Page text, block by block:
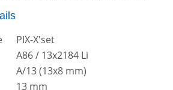
PIX-X'set
A86 / 13x2184 Li
A/13 (13x8 mm)
13 mm